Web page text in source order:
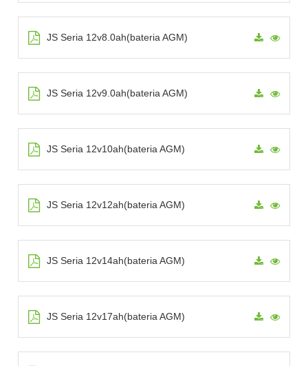
JS Seria 12v8.0ah(bateria AGM)
JS Seria 12v9.0ah(bateria AGM)
JS Seria 12v10ah(bateria AGM)
JS Seria 12v12ah(bateria AGM)
JS Seria 12v14ah(bateria AGM)
JS Seria 12v17ah(bateria AGM)